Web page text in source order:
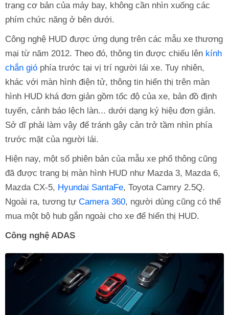
trạng cơ bản của máy bay, không cần nhìn xuống các
phím chức năng ở bên dưới.
Công nghệ HUD được ứng dụng trên các mẫu xe thương
mại từ năm 2012. Theo đó, thông tin được chiếu lên kính
chắn gió phía trước tại vị trí người lái xe. Tuy nhiên,
khác với màn hình điện tử, thông tin hiển thị trên màn
hình HUD khá đơn giản gồm tốc độ của xe, bản đồ định
tuyến, cảnh báo lệch làn... dưới dạng ký hiệu đơn giản.
Sở dĩ phải làm vậy để tránh gây cản trở tầm nhìn phía
trước mặt của người lái.
Hiện nay, một số phiên bản của mẫu xe phổ thông cũng
đã được trang bị màn hình HUD như Mazda 3, Mazda 6,
Mazda CX-5, Hyundai SantaFe, Toyota Camry 2.5Q.
Ngoài ra, tương tự Camera 360, người dùng cũng có thể
mua một bộ hub gắn ngoài cho xe để hiển thị HUD.
Công nghệ ADAS